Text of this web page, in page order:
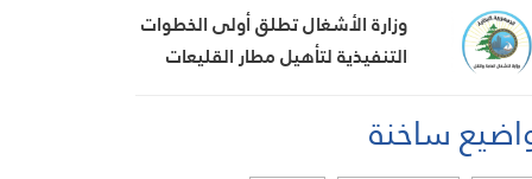
وزارة الأشغال تطلق أولى الخطوات
التنفيذية لتأهيل مطار القليعات
ساخنة